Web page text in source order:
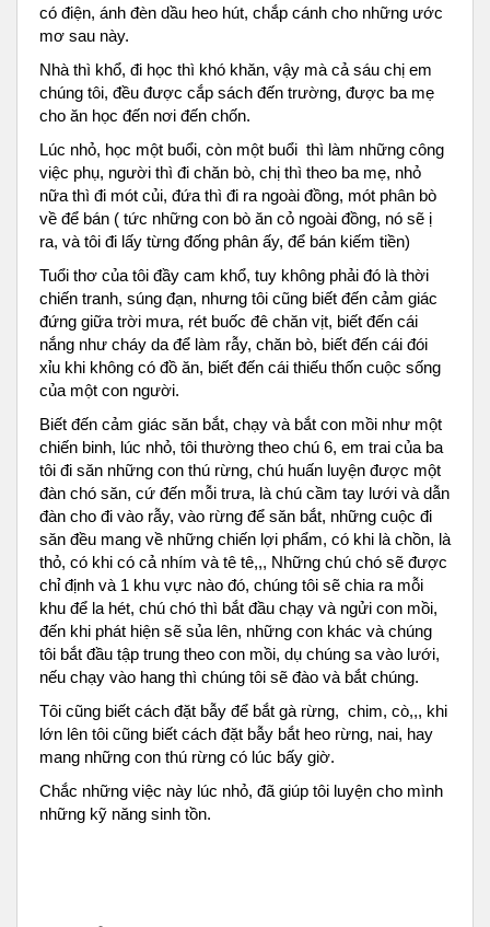
có điện, ánh đèn dầu heo hút, chắp cánh cho những ước
mơ sau này.
Nhà thì khổ, đi học thì khó khăn, vậy mà cả sáu chị em
chúng tôi, đều được cắp sách đến trường, được ba mẹ
cho ăn học đến nơi đến chốn.
Lúc nhỏ, học một buổi, còn một buổi thì làm những công
việc phụ, người thì đi chăn bò, chị thì theo ba mẹ, nhỏ
nữa thì đi mót củi, đứa thì đi ra ngoài đồng, mót phân bò
về để bán ( tức những con bò ăn cỏ ngoài đồng, nó sẽ ị
ra, và tôi đi lấy từng đống phân ấy, để bán kiếm tiền)
Tuổi thơ của tôi đầy cam khổ, tuy không phải đó là thời
chiến tranh, súng đạn, nhưng tôi cũng biết đến cảm giác
đứng giữa trời mưa, rét buốc đê chăn vịt, biết đến cái
nắng như cháy da để làm rẫy, chăn bò, biết đến cái đói
xỉu khi không có đồ ăn, biết đến cái thiếu thốn cuộc sống
của một con người.
Biết đến cảm giác săn bắt, chạy và bắt con mồi như một
chiến binh, lúc nhỏ, tôi thường theo chú 6, em trai của ba
tôi đi săn những con thú rừng, chú huấn luyện được một
đàn chó săn, cứ đến mỗi trưa, là chú cầm tay lưới và dẫn
đàn cho đi vào rẫy, vào rừng để săn bắt, những cuộc đi
săn đều mang về những chiến lợi phẩm, có khi là chồn, là
thỏ, có khi có cả nhím và tê tê,,, Những chú chó sẽ được
chỉ định và 1 khu vực nào đó, chúng tôi sẽ chia ra mỗi
khu để la hét, chú chó thì bắt đầu chạy và ngửi con mồi,
đến khi phát hiện sẽ sủa lên, những con khác và chúng
tôi bắt đầu tập trung theo con mồi, dụ chúng sa vào lưới,
nếu chạy vào hang thì chúng tôi sẽ đào và bắt chúng.
Tôi cũng biết cách đặt bẫy để bắt gà rừng, chim, cò,,, khi
lớn lên tôi cũng biết cách đặt bẫy bắt heo rừng, nai, hay
mang những con thú rừng có lúc bấy giờ.
Chắc những việc này lúc nhỏ, đã giúp tôi luyện cho mình
những kỹ năng sinh tồn.